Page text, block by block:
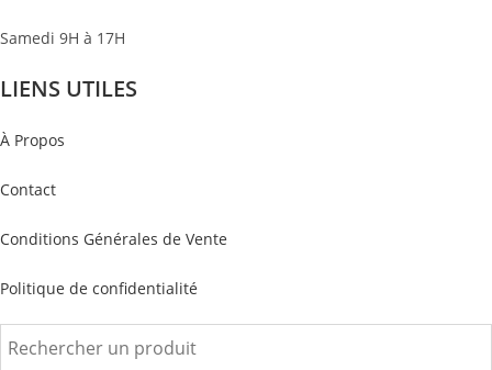
Samedi 9H à 17H
LIENS UTILES
À Propos
Contact
Conditions Générales de Vente
Politique de confidentialité